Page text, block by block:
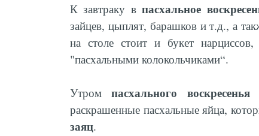
К завтраку впасхальное
зайцев, цыплят, барашков и т.д., а
на столе стоит и букет
"пасхальными колокольчиками“.
Утромпасхального
раскрашенные пасхальные яйца,
заяц.